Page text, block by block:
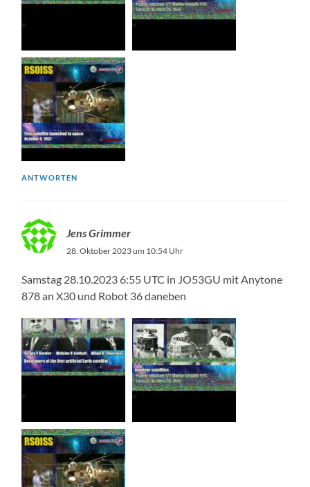
ANTWORTEN
Jens Grimmer
28. Oktober 2023 um 10:54 Uhr
Samstag 28.10.2023 6:55 UTC in JO53GU mit Anytone
878 an X30 und Robot 36 daneben